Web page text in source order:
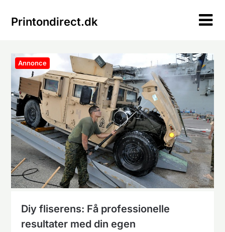
Printondirect.dk
Annonce
Diy fliserens: Få professionelle
resultater med din egen